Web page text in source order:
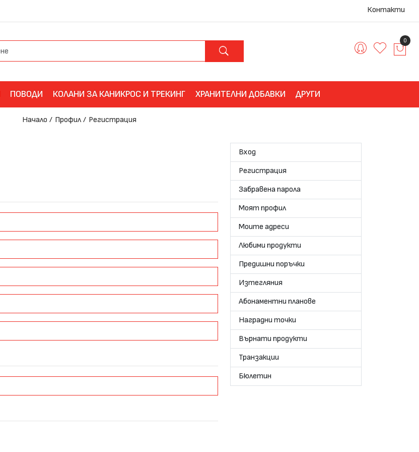
Контакти
0
ПОВОДИ КОЛАНИ ЗА КАНИКРОС И ТРЕКИНГ ХРАНИТЕЛНИ ДОБАВКИ ДРУГИ
Начало Профил Регистрация
Вход
Регистрация
Забравена парола
Моят профил
Моите адреси
Любими продукти
Предишни поръчки
Изтегляния
Абонаментни планове
Наградни точки
Върнати продукти
Транзакции
Бюлетин